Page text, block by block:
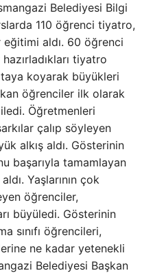
Belediyesi Bilgi
110 öğrenci tiyatro,
aldı. 60 öğrenci
tiyatro
koyarak büyükleri
öğrenciler ilk olarak
Öğretmenleri
çalıp söyleyen
alkış aldı. Gösterinin
başarıyla tamamlayan
Yaşlarının çok
öğrenciler,
büyüledi. Gösterinin
sınıfı öğrencileri,
ne kadar yetenekli
Belediyesi Başkan